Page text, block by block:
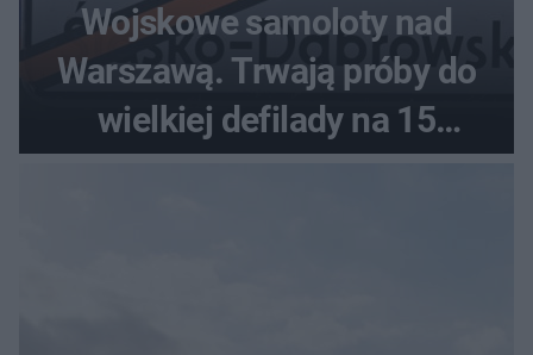
Wojskowe samoloty nad
Warszawą. Trwają próby do
wielkiej defilady na 15